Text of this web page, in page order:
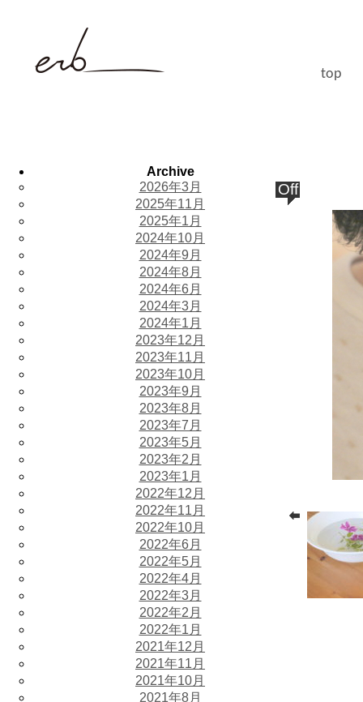
top
Off
Archive
2026年3月
2025年11月
2025年1月
2024年10月
2024年9月
2024年8月
2024年6月
2024年3月
2024年1月
2023年12月
2023年11月
2023年10月
2023年9月
2023年8月
2023年7月
2023年5月
2023年2月
2023年1月
2022年12月
2022年11月
2022年10月
2022年6月
2022年5月
2022年4月
2022年3月
2022年2月
2022年1月
2021年12月
2021年11月
2021年10月
2021年8月